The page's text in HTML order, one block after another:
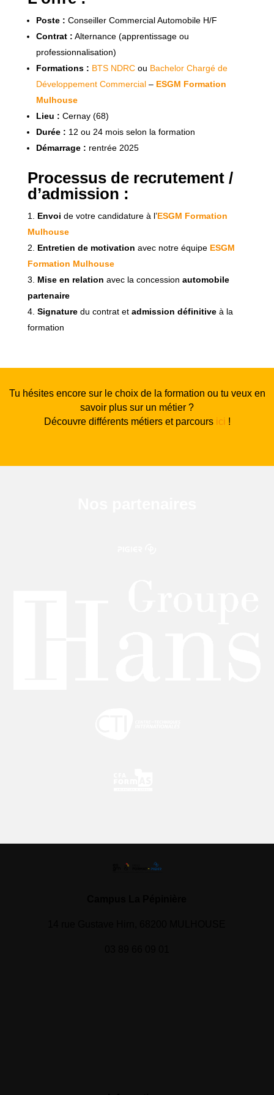
Poste : Conseiller Commercial Automobile H/F
Contrat : Alternance (apprentissage ou
professionnalisation)
Formations : BTS NDRCou Bachelor Chargé de
Développement Commercial– ESGM Formation
Mulhouse
Lieu : Cernay (68)
Durée : 12 ou 24 mois selon la formation
Démarrage : rentrée 2025
Processus de recrutement /
d’admission :
Envoi de votre candidature à l’ESGM Formation
Mulhouse
Entretien de motivation avec notre équipeESGM
Formation Mulhouse
Mise en relation avec la concession automobile
partenaire
Signaturedu contrat et admission définitiveà la
formation
Tu hésites encore sur le choix de la formation ou tu veux en
savoir plus sur un métier ?
Découvre différents métiers et parcours ici !